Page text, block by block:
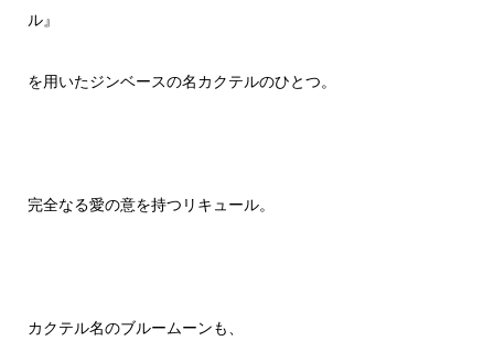
ル』
を用いたジンベースの名カクテルのひとつ。
完全なる愛の意を持つリキュール。
カクテル名のブルームーンも、